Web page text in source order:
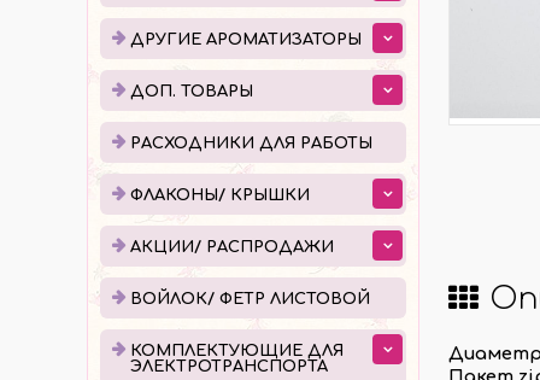
РАСХОДНИКИ ДЛЯ РАБОТЫ
КОМПЛЕКТУЮЩИЕ ДЛЯ
Диаметр
Пакет
ДРУГИЕ АРОМАТИЗАТОРЫ
ДОП. ТОВАРЫ
РАСХОДНИКИ ДЛЯ РАБОТЫ
ФЛАКОНЫ/ КРЫШКИ
АКЦИИ/ РАСПРОДАЖИ
ВОЙЛОК/ ФЕТР ЛИСТОВОЙ
КОМПЛЕКТУЮЩИЕ ДЛЯ
ЭЛЕКТРОТРАНСПОРТА